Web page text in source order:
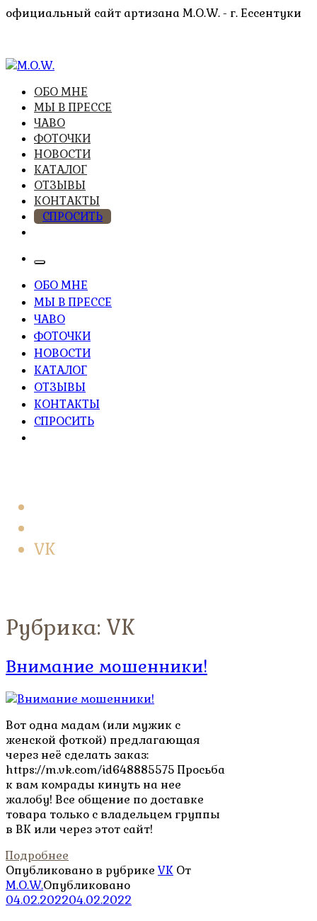
Перейти
официальный сайт артизана M.O.W. - г. Ессентуки
M.O.W.
высочайшее качество из натуральных компонентов
ОБО МНЕ
МЫ В ПРЕССЕ
ЧАВО
ФОТОЧКИ
НОВОСТИ
КАТАЛОГ
ОТЗЫВЫ
КОНТАКТЫ
СПРОСИТЬ
ОБО МНЕ
МЫ В ПРЕССЕ
ЧАВО
ФОТОЧКИ
НОВОСТИ
КАТАЛОГ
ОТЗЫВЫ
КОНТАКТЫ
СПРОСИТЬ
VK
Рубрика: VK
Внимание мошенники!
Вот одна мадам (или мужик с
женской фоткой) предлагающая
через неё сделать заказ:
https://m.vk.com/id648885575 Просьба
к вам комрады кинуть на нее
жалобу! Все общение по доставке
товара только с владельцем группы
в ВК или через этот сайт!
Подробнее
Опубликовано в рубрике VK От
M.O.W.Опубликовано
04.02.202204.02.2022